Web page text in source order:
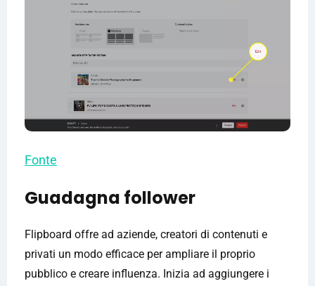
Fonte
Guadagna follower
Flipboard offre ad aziende, creatori di contenuti e
privati ​​un modo efficace per ampliare il proprio
pubblico e creare influenza. Inizia ad aggiungere i